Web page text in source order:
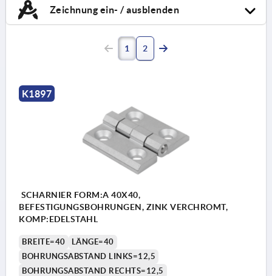
Zeichnung ein- / ausblenden
1 2
K1897
SCHARNIER FORM:A 40X40,
BEFESTIGUNGSBOHRUNGEN, ZINK VERCHROMT,
KOMP:EDELSTAHL
BREITE=40
LÄNGE=40
BOHRUNGSABSTAND LINKS=12,5
BOHRUNGSABSTAND RECHTS=12,5